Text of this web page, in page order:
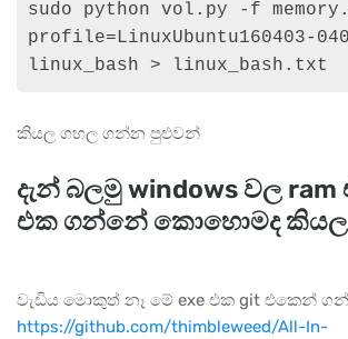
sudo python vol.py -f
profile=LinuxUbuntu160403-
linux_bash > linux_bash.txt
කියල ගහල ගන්න පුළුවන්
දැන් බලමු windows වල
එක ගන්නේ කොහොමද කියල
වැඩිය මොකුත් නෑ මේ exe එක git එකෙන්
https://github.com/thimbleweed/All-In-